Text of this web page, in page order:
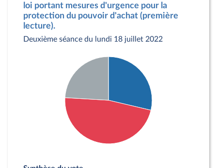
loi portant mesures d'urgence pour la
protection du pouvoir d'achat (première
lecture).
Deuxième séance du lundi 18 juillet 2022